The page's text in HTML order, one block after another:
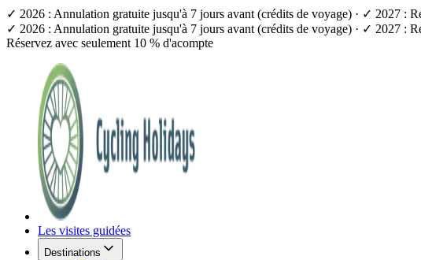
✓ 2026 : Annulation gratuite jusqu'à 7 jours avant (crédits de voyage) · ✓ 2027 :
✓ 2026 : Annulation gratuite jusqu'à 7 jours avant (crédits de voyage) · ✓ 2027 :
Réservez avec seulement 10 % d'acompte
Les visites guidées
Destinations